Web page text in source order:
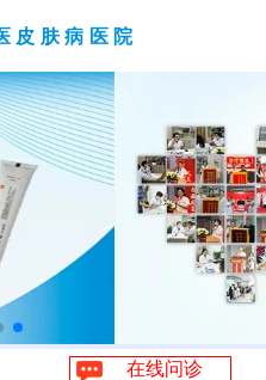
皮肤病医院
在线问诊